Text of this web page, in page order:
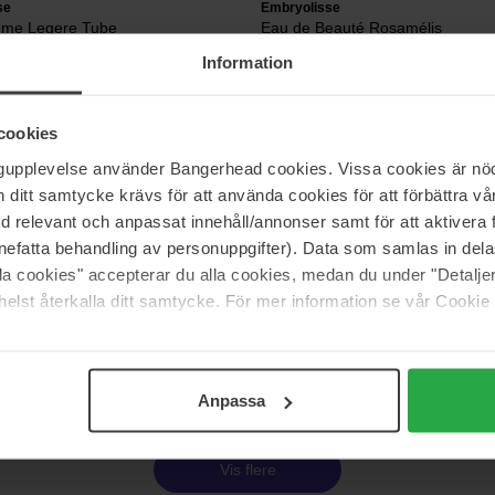
Information
använder Bangerhead cookies. Vissa cookies är
ditt samtycke krävs för att använda cookies för att förbättra
relevant och anpassat innehåll/annonser samt för att aktivera
behandling av personuppgifter). Data som samlas in
cookies" accepterar du alla cookies, medan du under
återkalla ditt samtycke. För mer information se vår
Anpassa
Legere Tube
Embryolisse
Eau de Beauté Rosamélis
Serum
kr
Embryolisse
Cicalisse Hands & Nails
30 ml
86 kr
Normalpris 101 kr
Side 1 af 2 Næste
Vis flere